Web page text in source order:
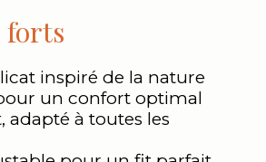
forts
inspiré de la nature
un confort optimal
adapté à toutes les